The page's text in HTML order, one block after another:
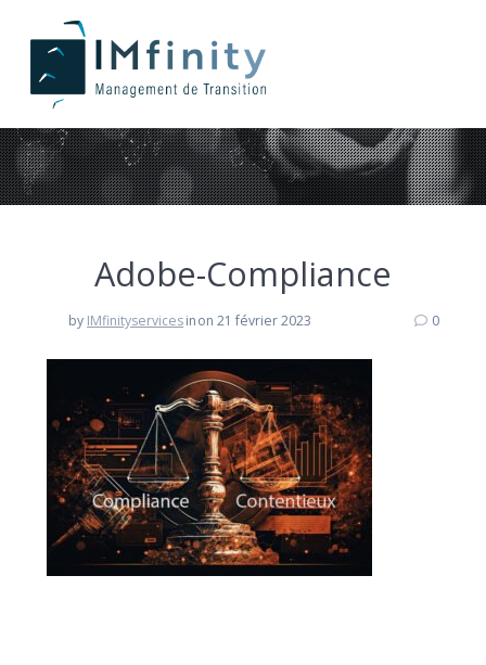
Adobe-Compliance
Adobe-Compliance
by IMfinityservicesinon 21 février 2023 0